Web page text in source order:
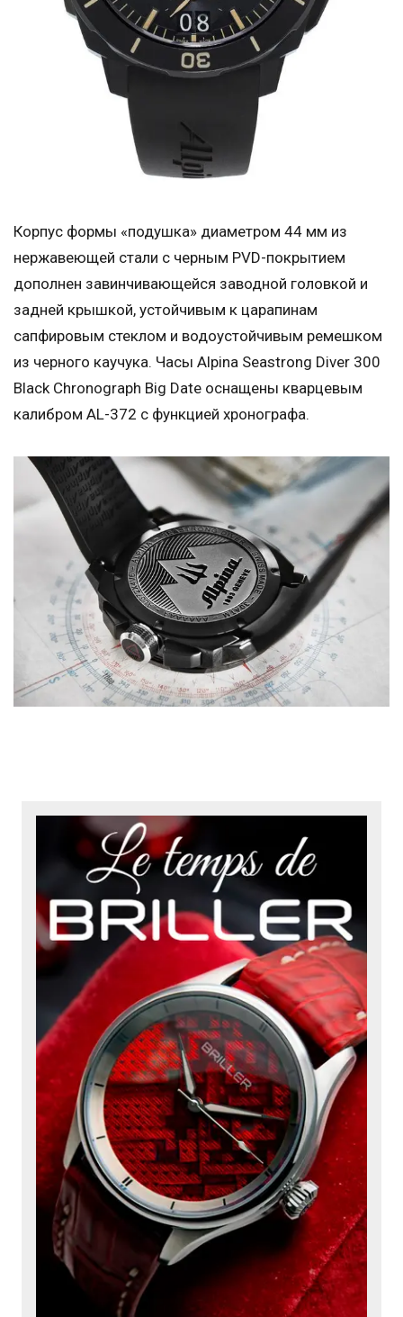
Корпус формы «подушка» диаметром 44 мм из
нержавеющей стали с черным PVD-покрытием
дополнен завинчивающейся заводной головкой и
задней крышкой, устойчивым к царапинам
сапфировым стеклом и водоустойчивым ремешком
из черного каучука. Часы Alpina Seastrong Diver 300
Black Chronograph Big Date оснащены кварцевым
калибром AL-372 с функцией хронографа.